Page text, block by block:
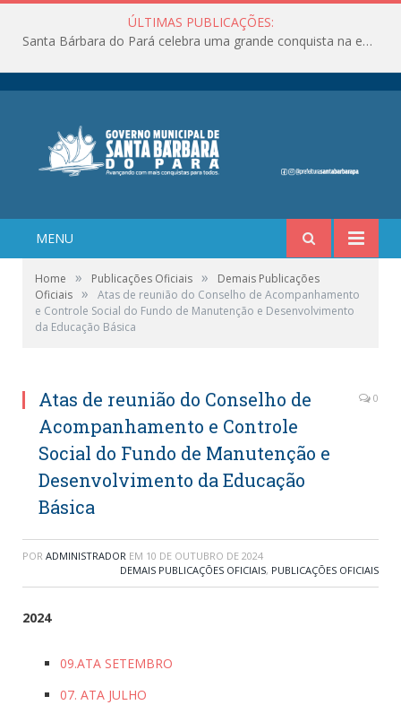
ÚLTIMAS PUBLICAÇÕES:
Santa Bárbara do Pará celebra uma grande conquista na educação!
MENU
Home » Publicações Oficiais »
Demais Publicações
Oficiais »
Atas de reunião do Conselho de Acompanhamento
e Controle Social do Fundo de Manutenção e Desenvolvimento
da Educação Básica
Atas de reunião do Conselho de
Acompanhamento e Controle
Social do Fundo de Manutenção e
Desenvolvimento da Educação
Básica
0
POR ADMINISTRADOR EM 10 DE OUTUBRO DE 2024
DEMAIS PUBLICAÇÕES OFICIAIS, PUBLICAÇÕES OFICIAIS
2024
09.ATA SETEMBRO
07. ATA JULHO